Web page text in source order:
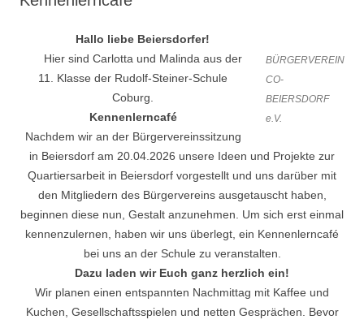
BÜRGERVEREIN
CO-
BEIERSDORF
e.V.
Hallo liebe Beiersdorfer!
Hier sind Carlotta und Malinda aus der
11. Klasse der Rudolf-Steiner-Schule
Coburg.
Kennenlerncafé
Nachdem wir an der Bürgervereinssitzung
in Beiersdorf am 20.04.2026 unsere Ideen und Projekte zur
Quartiersarbeit in Beiersdorf vorgestellt und uns darüber mit
den Mitgliedern des Bürgervereins ausgetauscht haben,
beginnen diese nun, Gestalt anzunehmen. Um sich erst einmal
kennenzulernen, haben wir uns überlegt, ein Kennenlerncafé
bei uns an der Schule zu veranstalten.
Dazu laden wir Euch ganz herzlich ein!
Wir planen einen entspannten Nachmittag mit Kaffee und
Kuchen, Gesellschaftsspielen und netten Gesprächen. Bevor